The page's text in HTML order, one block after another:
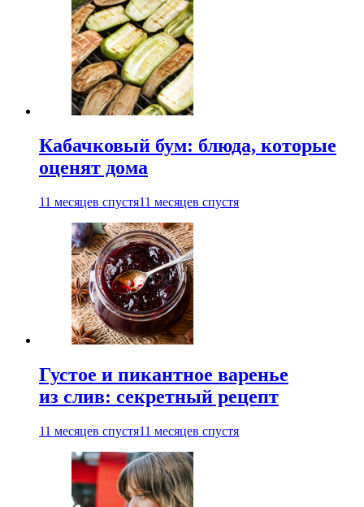
Кабачковый бум: блюда, которые
оценят дома
11 месяцев спустя11 месяцев спустя
Густое и пикантное варенье
из слив: секретный рецепт
11 месяцев спустя11 месяцев спустя